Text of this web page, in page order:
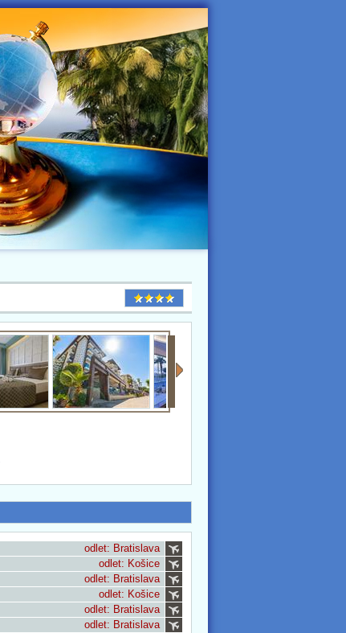
odlet: Bratislava
odlet: Košice
odlet: Bratislava
odlet: Košice
odlet: Bratislava
odlet: Bratislava